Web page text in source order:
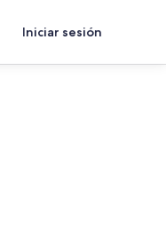
Iniciar sesión